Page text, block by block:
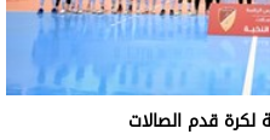
لكرة قدم الصالات